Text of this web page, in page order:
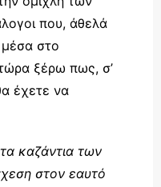
που, άθελά
στο
ξέρω πως, σ’
έχετε να
καζάντια των
στον εαυτό